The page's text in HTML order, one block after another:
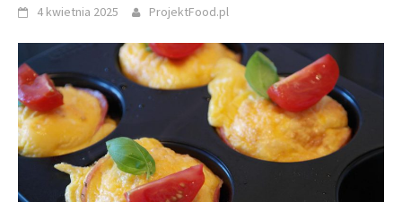
4 kwietnia 2025 ProjektFood.pl